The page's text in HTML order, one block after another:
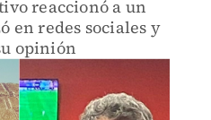
reaccionó a un
en redes sociales y
opinión